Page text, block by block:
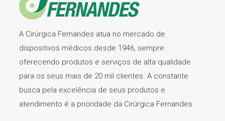
A Cirúrgica Fernandes atua no mercado de
dispositivos médicos desde 1946, sempre
oferecendo produtos e serviços de alta qualidade
para os seus mais de 20 mil clientes. A constante
busca pela excelência de seus produtos e
atendimento é a prioridade da Cirúrgica Fernandes.